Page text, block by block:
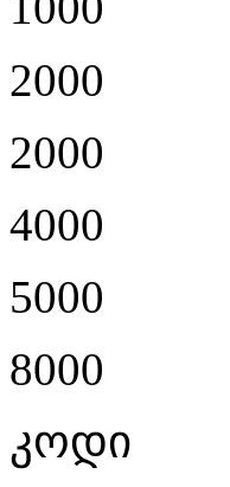
2000
2000
4000
5000
8000
კოდი